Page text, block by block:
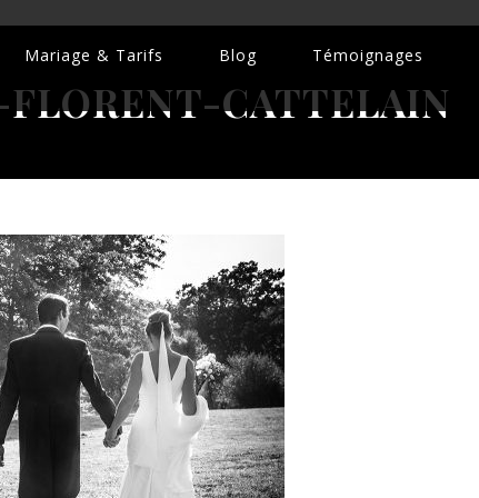
Mariage & Tarifs Blog Témoignages
CATTELAIN